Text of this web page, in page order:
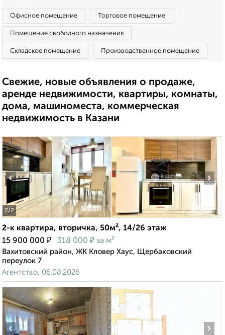
Офисное помещение Торговое помещение
Помещение свободного назначения
Складское помещение Производственное помещение
Свежие, новые объявления о продаже,
аренде недвижимости, квартиры, комнаты,
дома, машиноместа, коммерческая
недвижимость в Казани
2/2
‹ ›
2-к квартира, вторичка, 50м², 14/26 этаж
15 900 000 ₽ 318 000 ₽ за м²
Вахитовский район, ЖК Кловер Хаус, Щербаковский
переулок 7
Агентство, 06.08.2026
‹ ›